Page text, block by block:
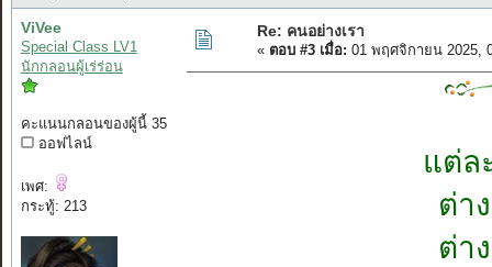
ViVee
Special Class LV1
นักกลอนผู้เร่ร่อน
คะแนนกลอนของผู้นี้ 35
ออฟไลน์
เพศ:
กระทู้: 213
Re: คนอย่างเรา
« ตอบ #3 เมื่อ: 01 พฤศจิกายน 2025,
แต่ล
ต่า
ต่า